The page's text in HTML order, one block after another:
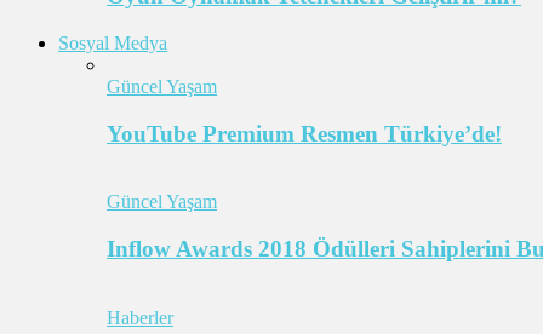
Sosyal Medya
Güncel Yaşam
YouTube Premium Resmen Türkiye’de!
Güncel Yaşam
Inflow Awards 2018 Ödülleri Sahiplerini
Haberler